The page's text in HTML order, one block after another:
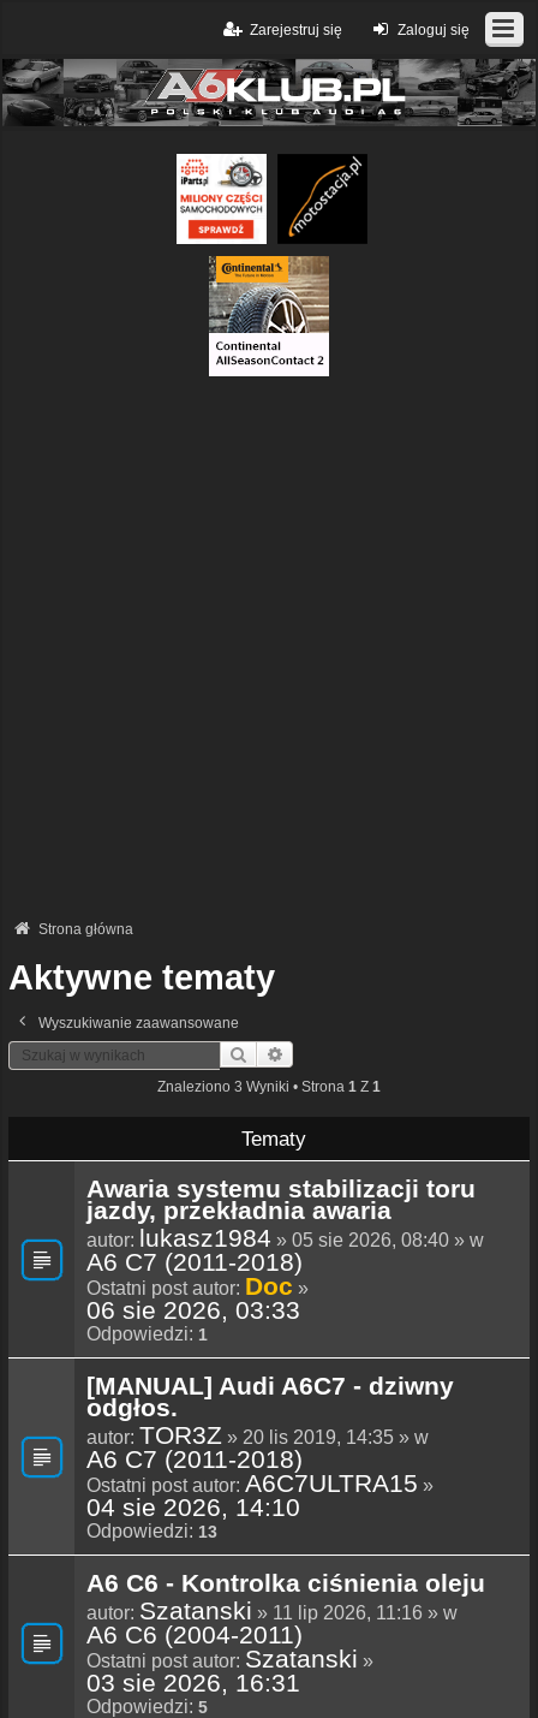
Zaloguj się
Zarejestruj się
Strona główna
Aktywne tematy
Wyszukiwanie zaawansowane
Szukaj
Znaleziono 3 Wyniki • Strona 1 Z 1
Tematy
Awaria systemu stabilizacji toru
jazdy, przekładnia awaria
autor: lukasz1984 » 05 sie 2026, 08:40 » w
A6 C7 (2011-2018)
Ostatni post autor: Doc »
06 sie 2026, 03:33
Odpowiedzi: 1
[MANUAL] Audi A6C7 - dziwny
odgłos.
autor: TOR3Z » 20 lis 2019, 14:35 » w
A6 C7 (2011-2018)
Ostatni post autor: A6C7ULTRA15 »
04 sie 2026, 14:10
Odpowiedzi: 13
A6 C6 - Kontrolka ciśnienia oleju
autor: Szatanski » 11 lip 2026, 11:16 » w
A6 C6 (2004-2011)
Ostatni post autor: Szatanski »
03 sie 2026, 16:31
Odpowiedzi: 5